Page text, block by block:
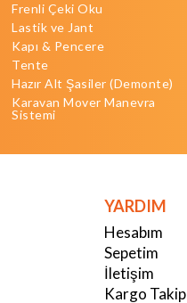
Frenli Çeki Oku
Lastik ve Jant
Kapı & Pencere
Tente
Hazır Alt Şasiler (Demonte)
Karavan Mover Manevra
Sistemi
YARDIM
Hesabım
Sepetim
İletişim
Kargo Takip